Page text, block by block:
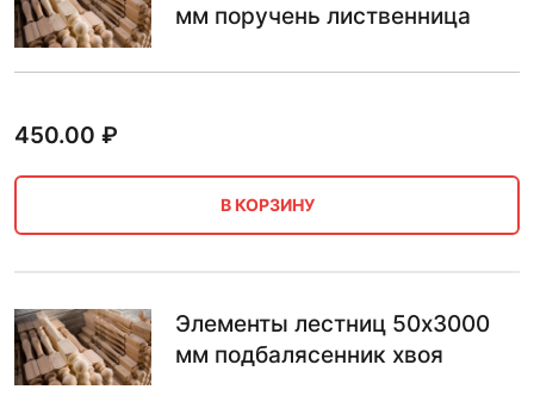
мм поручень лиственница
450.00 ₽
В КОРЗИНУ
Элементы лестниц 50х3000
мм подбалясенник хвоя